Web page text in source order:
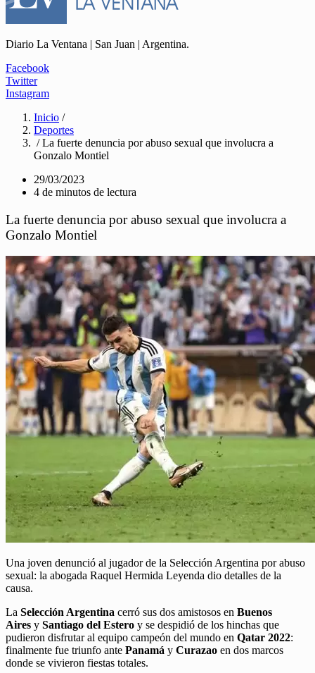
Diario La Ventana | San Juan | Argentina.
Facebook
Twitter
Instagram
Inicio /
Deportes
/ La fuerte denuncia por abuso sexual que involucra a
Gonzalo Montiel
29/03/2023
4 de minutos de lectura
La fuerte denuncia por abuso sexual que involucra a
Gonzalo Montiel
Una joven denunció al jugador de la Selección Argentina por abuso
sexual: la abogada Raquel Hermida Leyenda dio detalles de la
causa.
La Selección Argentina cerró sus dos amistosos en Buenos
Aires y Santiago del Estero y se despidió de los hinchas que
pudieron disfrutar al equipo campeón del mundo en Qatar 2022:
finalmente fue triunfo ante Panamá y Curazao en dos marcos
donde se vivieron fiestas totales.